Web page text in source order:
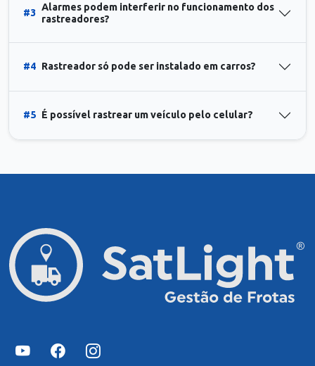
#3
Alarmes podem interferir no funcionamento dos
rastreadores?
#4 Rastreador só pode ser instalado em carros?
#5 É possível rastrear um veículo pelo celular?